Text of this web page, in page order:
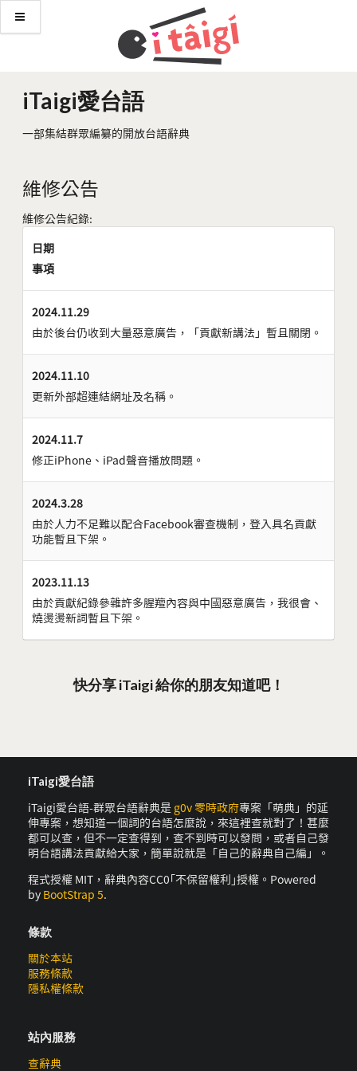
iTaigi愛台語
一部集結群眾編纂的開放台語辭典
維修公告
維修公告紀錄:
日期
事項
2024.11.29
由於後台仍收到大量惡意廣告，「貢獻新講法」暫且關閉。
2024.11.10
更新外部超連結網址及名稱。
2024.11.7
修正iPhone、iPad聲音播放問題。
2024.3.28
由於人力不足難以配合Facebook審查機制，登入具名貢獻
功能暫且下架。
2023.11.13
由於貢獻紀錄參雜許多腥羶內容與中國惡意廣告，我很會、
燒燙燙新詞暫且下架。
快分享 iTaigi 給你的朋友知道吧！
iTaigi愛台語
iTaigi愛台語-群眾台語辭典是 g0v 零時政府專案「萌典」的延
伸專案，想知道一個詞的台語怎麼說，來這裡查就對了！甚麼
都可以查，但不一定查得到，查不到時可以發問，或者自己發
明台語講法貢獻給大家，簡單說就是「自己的辭典自己編」。
程式授權 MIT，辭典內容CC0｢不保留權利｣授權。Powered
by BootStrap 5.
條款
關於本站
服務條款
隱私權條款
站內服務
查辭典